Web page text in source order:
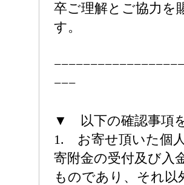
卒ご理解とご協力を
す。
−−−
▼ 以下の確認事項
1. お寄せ頂いた個
寄附金の受付及び入
ものであり、それ以